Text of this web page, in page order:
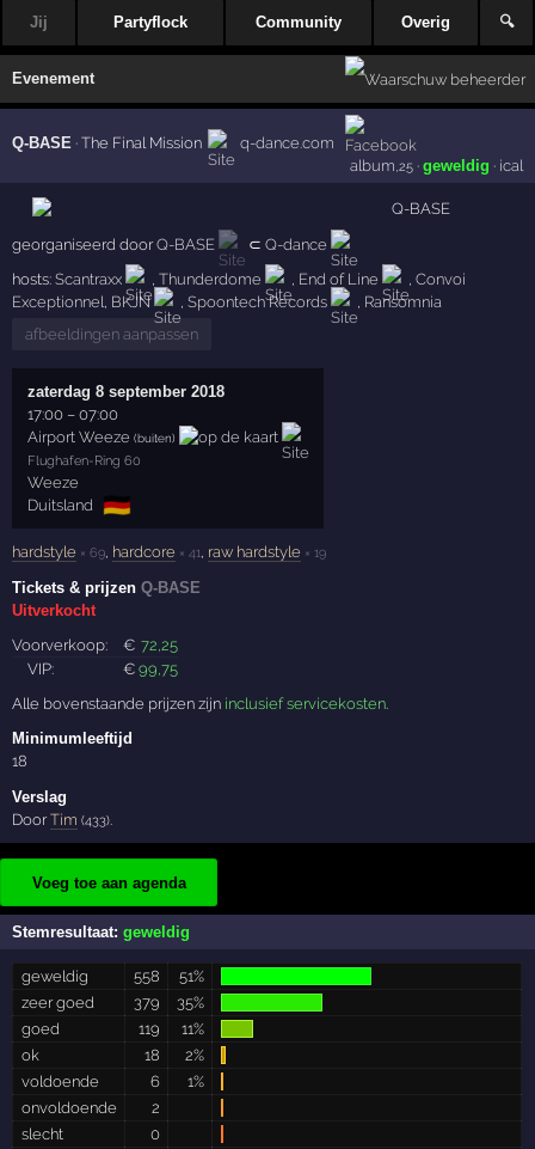
Jij Partyflock Community Overig 🔍
Evenement
Q-BASE ·The Final Mission
q-dance.com
album ,25· geweldig · ical
georganiseerd doorQ-BASE ⊂Q-dance
hosts:Scantraxx ,Thunderdome End of Line ,Convoi
Exceptionnel BKJN ,Spoontech Records
Ransomnia
afbeeldingen aanpassen
zaterdag 8 september 2018
17:00 –07:00
Airport Weeze (buiten)
Flughafen-Ring 60
Weeze
Duitsland 🇩🇪
hardstyle × 69, hardcore × 41, raw hardstyle × 19
Tickets & prijzenQ-BASE
Uitverkocht
Voorverkoop:
€ 72 ,25
VIP:
€99 ,75
Alle bovenstaande prijzen zijn inclusief servicekosten.
Minimumleeftijd
18
Verslag
DoorTim (433)
Voeg toe aan agenda
Stemresultaat:geweldig
geweldig 558
51%
zeer goed
379
35%
goed
119
11%
ok
18
2%
voldoende
6
1%
onvoldoende
2
slecht
0